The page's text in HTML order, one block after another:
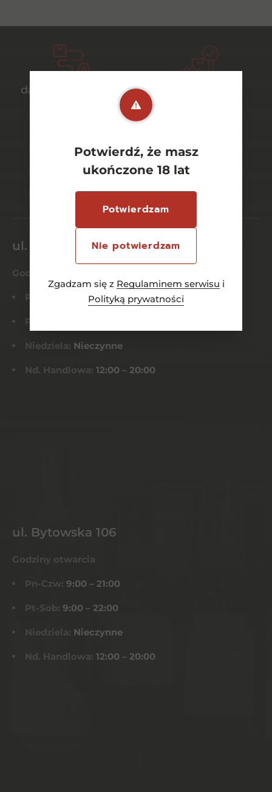
Potwierdź, że masz
ukończone 18 lat
Potwierdzam
Nie potwierdzam
Zgadzam się z Regulaminem serwisu i
Polityką prywatności
darmowa dostawa
bezpieczne
płatności online
szeroki wybór
asortymentu
ul. Dworcowa 26/6
Godziny otwarcia
Pn-Czw: 8:00 – 21:00
Pt-Sob:
Niedziela: Nieczynne
Nd. Handlowa: 12:00 – 20:00
ul. Bytowska 106
Godziny otwarcia
Pn-Czw: 9:00 – 21:00
Pt-Sob: 9:00 – 22:00
Niedziela: Nieczynne
Nd. Handlowa: 12:00 – 20:00